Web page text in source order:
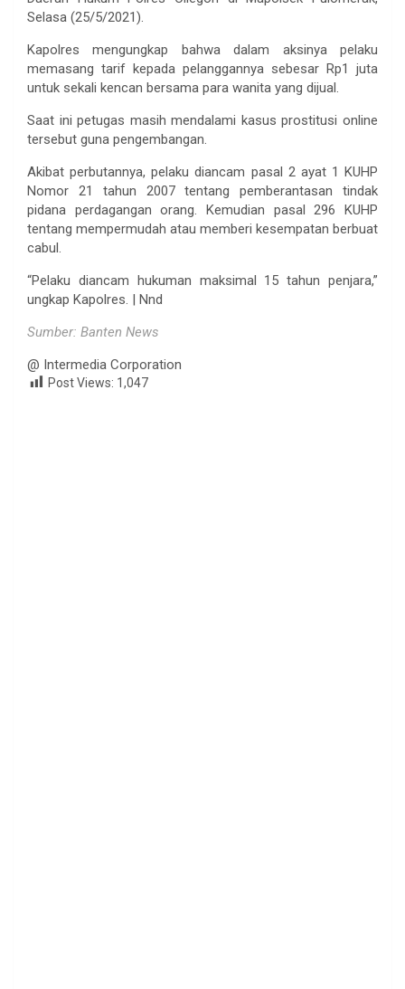
Selasa (25/5/2021).
Kapolres mengungkap bahwa dalam aksinya pelaku
memasang tarif kepada pelanggannya sebesar Rp1 juta
untuk sekali kencan bersama para wanita yang dijual.
Saat ini petugas masih mendalami kasus prostitusi online
tersebut guna pengembangan.
Akibat perbutannya, pelaku diancam pasal 2 ayat 1 KUHP
Nomor 21 tahun 2007 tentang pemberantasan tindak
pidana perdagangan orang. Kemudian pasal 296 KUHP
tentang mempermudah atau memberi kesempatan berbuat
cabul.
“Pelaku diancam hukuman maksimal 15 tahun penjara,”
ungkap Kapolres. | Nnd
Sumber: Banten News
@ Intermedia Corporation
Post Views: 1,047